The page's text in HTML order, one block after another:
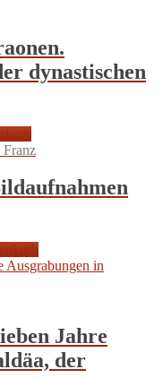
dynastischen
Jahre
der